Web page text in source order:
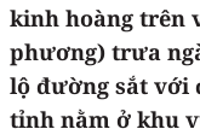
kinh hoàng trên
phương) trưa
lộ đường sắt với
tỉnh nằm ở khu